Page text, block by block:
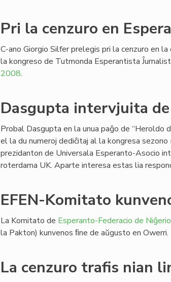
Pri la cenzuro en
C-ano Giorgio Silfer prelegis pri la cenzuro en
la kongreso de Tutmonda Esperantista
2008.
Dasgupta intervjuita
Probal Dasgupta en la unua paĝo de “Heroldo
el la du numeroj dediĉitaj al la kongresa sezono
prezidanton de Universala Esperanto-Asocio
roterdama UK. Aparte interesa estas lia
EFEN-Komitato
La Komitato de Esperanto-Federacio de Niĝerio
la Pakton) kunvenos ﬁne de aŭgusto en Owerri.
La cenzuro trafis nian